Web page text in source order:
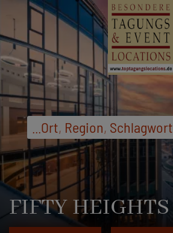
Ort, Region, Schlagwort
FIFTY HEIGHTS